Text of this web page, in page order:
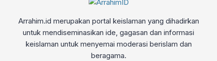
Arrahim.id merupakan portal keislaman yang dihadirkan
untuk mendiseminasikan ide, gagasan dan informasi
keislaman untuk menyemai moderasi berislam dan
beragama.